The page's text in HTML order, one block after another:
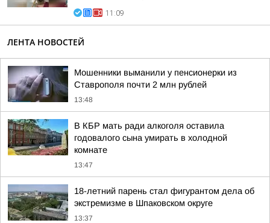
11:09
ЛЕНТА НОВОСТЕЙ
Мошенники выманили у пенсионерки из
Ставрополя почти 2 млн рублей
13:48
В КБР мать ради алкоголя оставила
годовалого сына умирать в холодной
комнате
13:47
18-летний парень стал фигурантом дела об
экстремизме в Шпаковском округе
13:37